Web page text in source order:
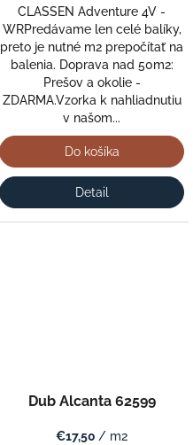
CLASSEN Adventure 4V -
WRPredávame len celé balíky,
preto je nutné m2 prepočítať na
balenia. Doprava nad 50m2:
Prešov a okolie -
ZDARMA.Vzorka k nahliadnutiu
v našom...
Do košíka
Detail
Dub Alcanta 62599
€17,50 / m2